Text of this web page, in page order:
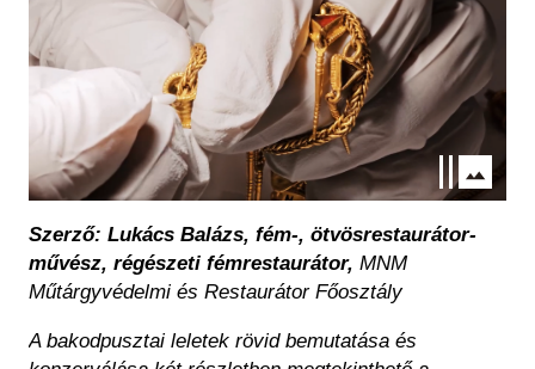
Szerző: Lukács Balázs, fém-, ötvösrestaurátor-
művész, régészeti fémrestaurátor, MNM
Műtárgyvédelmi és Restaurátor Főosztály
A bakodpusztai leletek rövid bemutatása és